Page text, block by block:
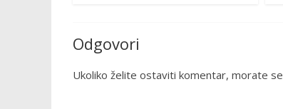
Odgovori
Ukoliko želite ostaviti komentar, morate se